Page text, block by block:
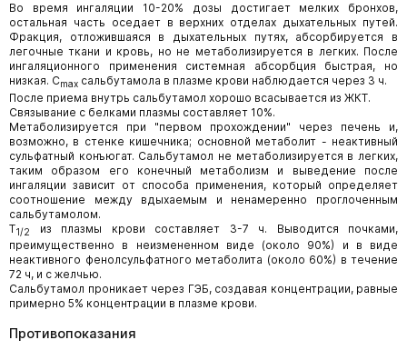
Во время ингаляции 10-20% дозы достигает мелких бронхов,
остальная часть оседает в верхних отделах дыхательных путей.
Фракция, отложившаяся в дыхательных путях, абсорбируется в
легочные ткани и кровь, но не метаболизируется в легких. После
ингаляционного применения системная абсорбция быстрая, но
низкая. Cmax сальбутамола в плазме крови наблюдается через 3 ч.
После приема внутрь сальбутамол хорошо всасывается из ЖКТ.
Связывание с белками плазмы составляет 10%.
Метаболизируется при "первом прохождении" через печень и,
возможно, в стенке кишечника; основной метаболит - неактивный
сульфатный конъюгат. Сальбутамол не метаболизируется в легких,
таким образом его конечный метаболизм и выведение после
ингаляции зависит от способа применения, который определяет
соотношение между вдыхаемым и ненамеренно проглоченным
сальбутамолом.
T1/2
из плазмы крови составляет 3-7 ч. Выводится почками,
преимущественно в неизмененном виде (около 90%) и в виде
неактивного фенолсульфатного метаболита (около 60%) в течение
72 ч, и с желчью.
Сальбутамол проникает через ГЭБ, создавая концентрации, равные
примерно 5% концентрации в плазме крови.
Противопоказания